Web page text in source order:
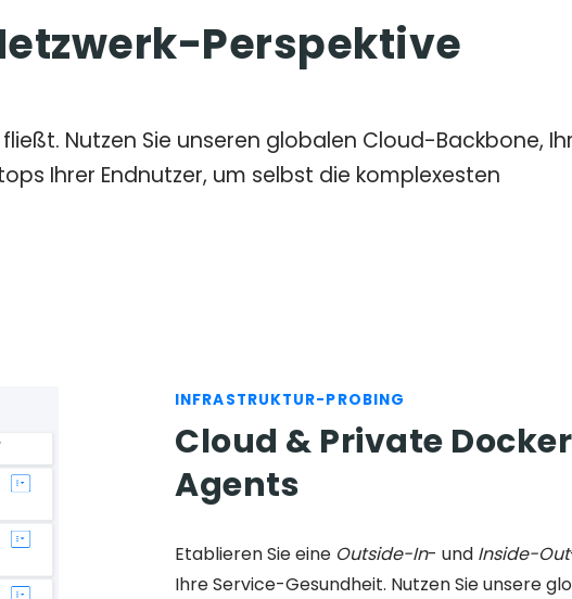
Perspektive
Nutzen Sie unseren globalen Cloud-Backbone,
Ihrer Endnutzer, um selbst die komplexesten
INFRASTRUKTUR-PROBING
Cloud & Private Docker
Agents
Etablieren Sie eine Outside-In- und Inside-Out
Ihre Service-Gesundheit. Nutzen Sie unsere